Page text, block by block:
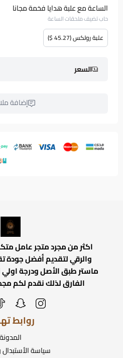
الساعة مع علبة هدايا فخمة مجانا
حاب تضيف ملحقات الساعة
علبة رولكس (45.27 $)
السعر
إضافة
اكثر من مجرد متجر عامل
والرقي لتقديم أفضل جودة
ماستر طبق الأصل ودرجة
الفارق لذلك نقدم لكم
روابط
المدونة
سياسة الأستبدال